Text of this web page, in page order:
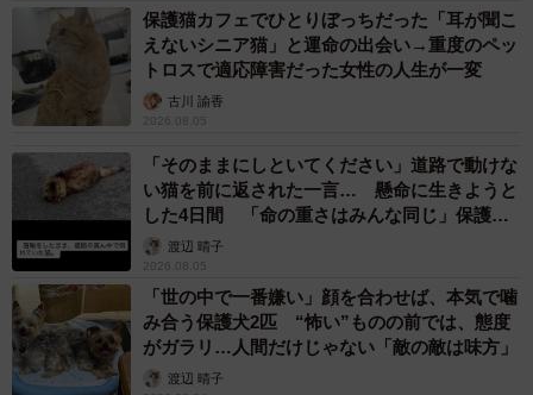
保護猫カフェでひとりぼっちだった「耳が聞こ
えないシニア猫」と運命の出会い→重度のペッ
トロスで適応障害だった女性の人生が一変
古川 諭香
2026.08.05
「そのままにしといてください」道路で動けな
い猫を前に返された一言… 懸命に生きようと
した4日間 「命の重さはみんな同じ」保護団
体代表の訴え
渡辺 晴子
2026.08.05
「世の中で一番嫌い」顔を合わせば、本気で噛
み合う保護犬2匹 “怖い”ものの前では、態度
がガラリ…人間だけじゃない「敵の敵は味方」
渡辺 晴子